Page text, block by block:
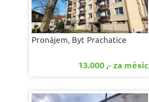
Pronájem, Byt Prachatice
13.000 ,- za měsíc